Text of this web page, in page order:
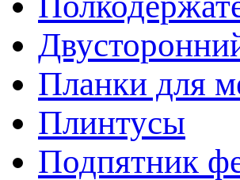
Планки для
Плинтусы
Подпятник